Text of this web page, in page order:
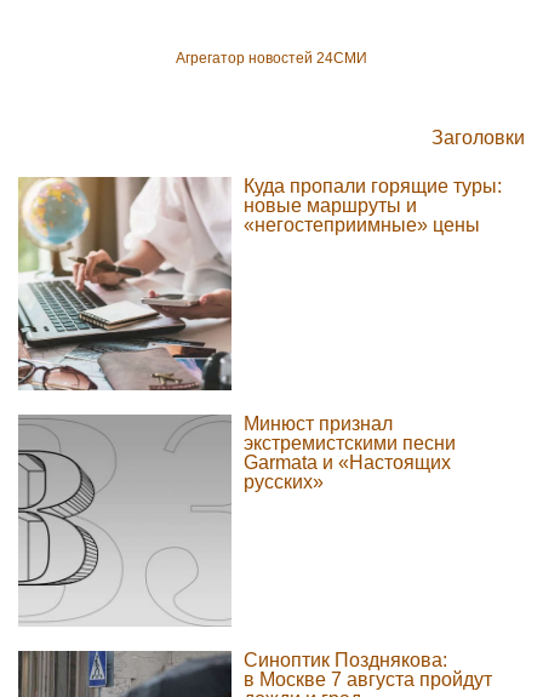
Агрегатор новостей 24СМИ
Заголовки
Куда пропали горящие туры:
новые маршруты и
«негостеприимные» цены
Минюст признал
экстремистскими песни
Garmata и «Настоящих
русских»
Синоптик Позднякова:
в Москве 7 августа пройдут